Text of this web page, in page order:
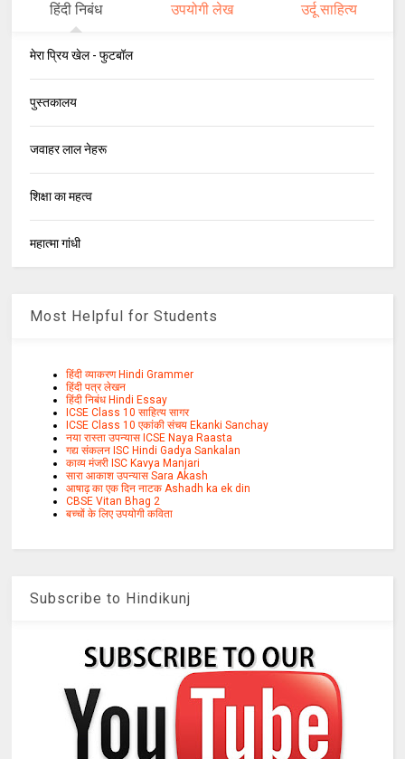
हिंदी निबंध उपयोगी लेख उर्दू साहित्य
मेरा प्रिय खेल - फुटबॉल
पुस्तकालय
जवाहर लाल नेहरू
शिक्षा का महत्व
महात्मा गांधी
Most Helpful for Students
हिंदी व्याकरण Hindi Grammer
हिंदी पत्र लेखन
हिंदी निबंध Hindi Essay
ICSE Class 10 साहित्य सागर
ICSE Class 10 एकांकी संचय Ekanki Sanchay
नया रास्ता उपन्यास ICSE Naya Raasta
गद्य संकलन ISC Hindi Gadya Sankalan
काव्य मंजरी ISC Kavya Manjari
सारा आकाश उपन्यास Sara Akash
आषाढ़ का एक दिन नाटक Ashadh ka ek din
CBSE Vitan Bhag 2
बच्चों के लिए उपयोगी कविता
Subscribe to Hindikunj